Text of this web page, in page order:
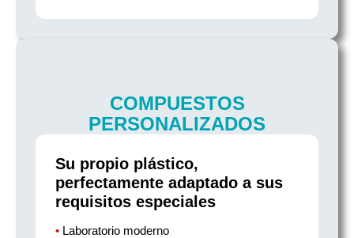
COMPUESTOS
PERSONALIZADOS
Su propio plástico,
perfectamente adaptado a sus
requisitos especiales
• Laboratorio moderno